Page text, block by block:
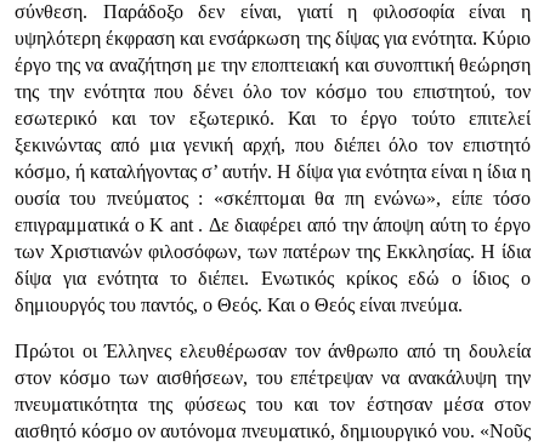
σύνθεση. Παράδοξο δεν είναι, γιατί η φιλοσοφία είναι η
υψηλότερη έκφραση και ενσάρκωση της δίψας για ενότητα. Κύριο
έργο της να αναζήτηση με την εποπτειακή και συνοπτική θεώρηση
της την ενότητα που δένει όλο τον κόσμο του επιστητού, τον
εσωτερικό και τον εξωτερικό. Και το έργο τούτο επιτελεί
ξεκινώντας από μια γενική αρχή, που διέπει όλο τον επιστητό
κόσμο, ή καταλήγοντας σ’ αυτήν. Η δίψα για ενότητα είναι η ίδια η
ουσία του πνεύματος : «σκέπτομαι θα πη ενώνω», είπε τόσο
επιγραμματικά ο Κ ant . Δε διαφέρει από την άποψη αύτη το έργο
των Χριστιανών φιλοσόφων, των πατέρων της Εκκλησίας. Η ίδια
δίψα για ενότητα το διέπει. Ενωτικός κρίκος εδώ ο ίδιος ο
δημιουργός του παντός, ο Θεός. Και ο Θεός είναι πνεύμα.
Πρώτοι οι Έλληνες ελευθέρωσαν τον άνθρωπο από τη δουλεία
στον κόσμο των αισθήσεων, του επέτρεψαν να ανακάλυψη την
πνευματικότητα της φύσεως του και τον έστησαν μέσα στον
αισθητό κόσμο ον αυτόνομα πνευματικό, δημιουργικό νου. «Νοῦς